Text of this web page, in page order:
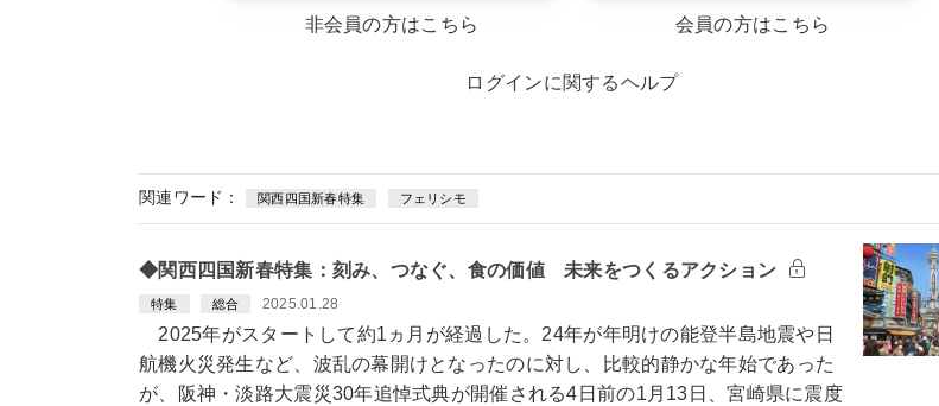
非会員の方はこちら 会員の方はこちら
ログインに関するヘルプ
関連ワード： 関西四国新春特集 フェリシモ
◆関西四国新春特集：刻み、つなぐ、食の価値 未来をつくるアクション
特集 総合 2025.01.28
2025年がスタートして約1ヵ月が経過した。24年が年明けの能登半島地震や日
航機火災発生など、波乱の幕開けとなったのに対し、比較的静かな年始であった
が、阪神・淡路大震災30年追悼式典が開催される4日前の1月13日、宮崎県に震度